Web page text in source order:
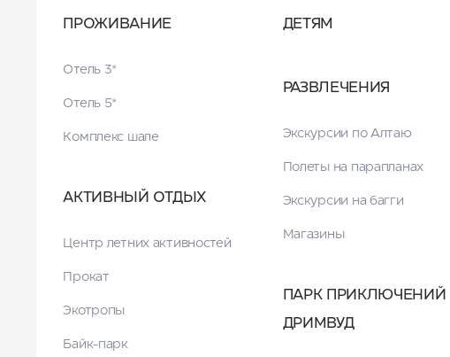
ПРОЖИВАНИЕ
Отель 3*
Отель 5*
Комплекс шале
АКТИВНЫЙ ОТДЫХ
Центр летних активностей
Прокат
Экотропы
Байк-парк
ДЕТЯМ
РАЗВЛЕЧЕНИЯ
Экскурсии по Алтаю
Полеты на парапланах
Экскурсии на багги
Магазины
ПАРК ПРИКЛЮЧЕНИЙ
ДРИМВУД